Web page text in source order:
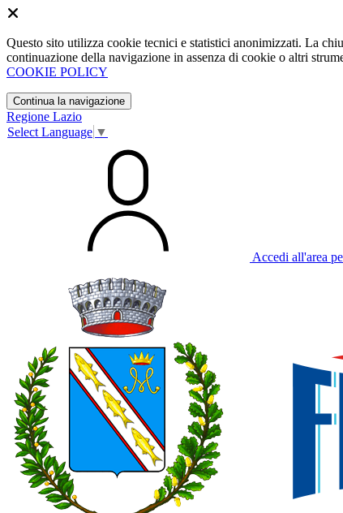
Questo sito utilizza cookie tecnici e statistici anonimizzati. La
continuazione della navigazione in assenza di cookie o altri
COOKIE POLICY
Continua la navigazione
Regione Lazio
Select Language ▼
Accedi all'area